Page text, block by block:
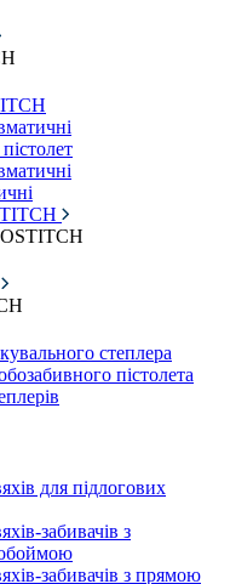
степлера
пістолета
для підлогових
забивачів з
забивачів з прямою